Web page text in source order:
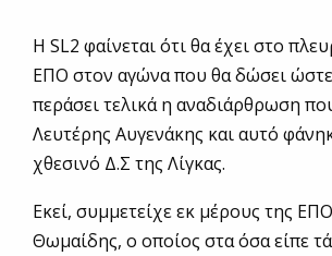
Η SL2 φαίνεται ότι θα έχει στο
ΕΠΟ στον αγώνα που θα δώσει
περάσει τελικά η αναδιάρθρωση
Λευτέρης Αυγενάκης και αυτό
χθεσινό Δ.Σ της Λίγκας.
Εκεί, συμμετείχε εκ μέρους της
Θωμαίδης, ο οποίος στα όσα είπε